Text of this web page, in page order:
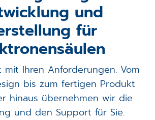
und
für
Ihren Anforderungen. Vom
bis zum fertigen Produkt
hinaus übernehmen wir die
und den Support für Sie.